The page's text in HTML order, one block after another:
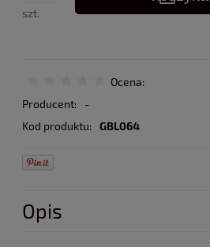
szt.
Ocena:
Producent:
-
Kod produktu: GBL064
Opis